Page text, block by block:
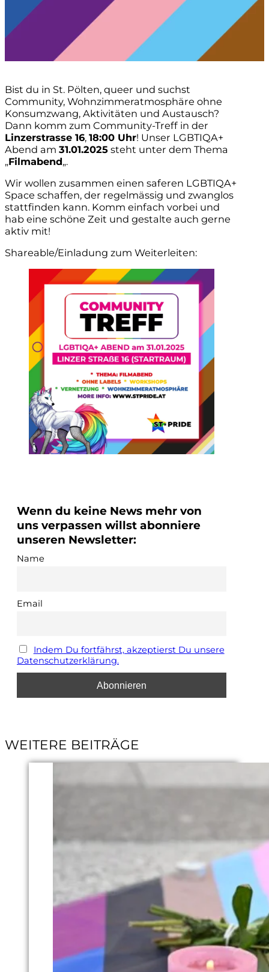
Bist du in St. Pölten, queer und suchst
Community, Wohnzimmeratmosphäre ohne
Konsumzwang, Aktivitäten und Austausch?
Dann komm zum Community-Treff in der
Linzerstrasse 16, 18:00 Uhr! Unser LGBTIQA+
Abend am 31.01.2025 steht unter dem Thema
„Filmabend„.
Wir wollen zusammen einen saferen LGBTIQA+
Space schaffen, der regelmässig und zwanglos
stattfinden kann. Komm einfach vorbei und
hab eine schöne Zeit und gestalte auch gerne
aktiv mit!
Shareable/Einladung zum Weiterleiten:
Wenn du keine News mehr von
uns verpassen willst abonniere
unseren Newsletter:
Name
Email
Indem Du fortfährst, akzeptierst Du unsere
Datenschutzerklärung.
WEITERE BEITRÄGE